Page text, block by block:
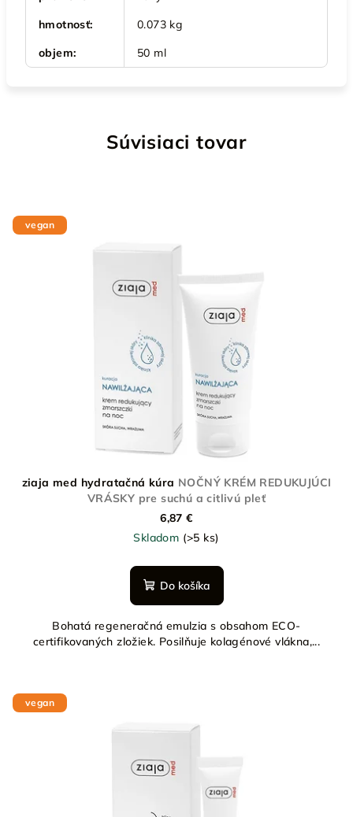
hmotnosť:
0.073 kg
objem: 50 ml
Súvisiaci tovar
vegan
ziaja med hydratačná kúra NOČNÝ KRÉM REDUKUJÚCI
VRÁSKY pre suchú a citlivú pleť
6,87 €
Skladom (>5 ks)
Do košíka
Bohatá regeneračná emulzia s obsahom ECO-
certifikovaných zložiek. Posilňuje kolagénové vlákna,...
vegan